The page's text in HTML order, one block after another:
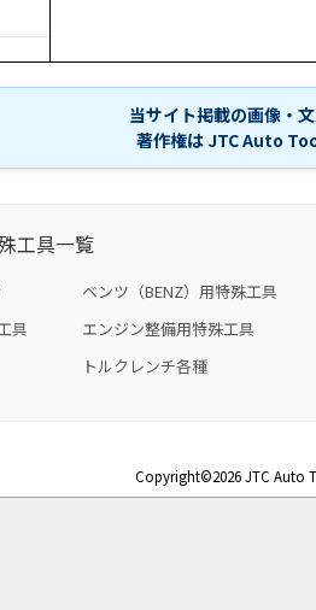
当サイト掲載の画像・
著作権は JTC Auto
工具一覧
ベンツ（BENZ）用特殊工具
具
エンジン整備用特殊工具
トルクレンチ各種
Copyright©2026 JTC Auto